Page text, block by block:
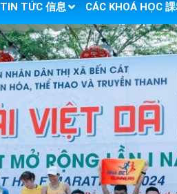
TIN TỨC 信息 CÁC KHOÁ HỌC